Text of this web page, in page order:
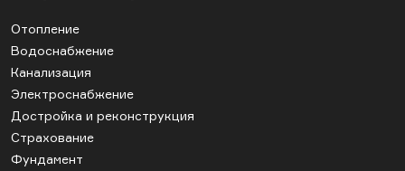
Отопление
Водоснабжение
Канализация
Электроснабжение
Достройка и реконструкция
Страхование
Фундамент